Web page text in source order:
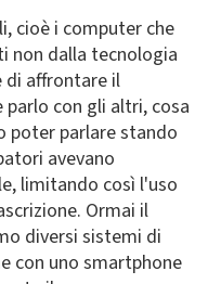
cioè i computer che
non dalla tecnologia
di affrontare il
con gli altri, cosa
poter parlare stando
avevano
limitando così l'uso
Ormai il
diversi sistemi di
con uno smartphone